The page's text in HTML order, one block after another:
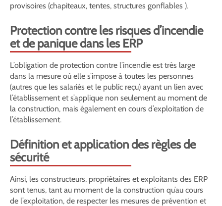
provisoires (chapiteaux, tentes, structures gonflables ).
Protection contre les risques d’incendie
et de panique dans les ERP
L’obligation de protection contre l’incendie est très large
dans la mesure où elle s’impose à toutes les personnes
(autres que les salariés et le public reçu) ayant un lien avec
l’établissement et s’applique non seulement au moment de
la construction, mais également en cours d’exploitation de
l’établissement.
Définition et application des règles de
sécurité
Ainsi, les constructeurs, propriétaires et exploitants des ERP
sont tenus, tant au moment de la construction qu’au cours
de l’exploitation, de respecter les mesures de prévention et